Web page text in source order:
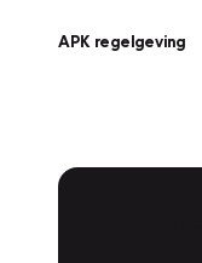
APK regelgeving